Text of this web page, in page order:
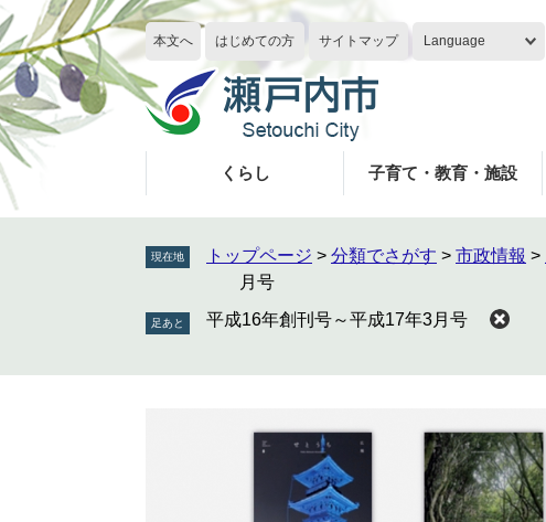
ペ
ー
ジ
の
先
頭
で
す
メ
ニ
ュ
ー
を
飛
ば
し
本文へ はじめての方 サイトマップ Language
くらし 子育て・教育・施設
現在地 トップページ > 分類でさがす > 市政情報 >
月号
平成16年創刊号～平成17年3月号